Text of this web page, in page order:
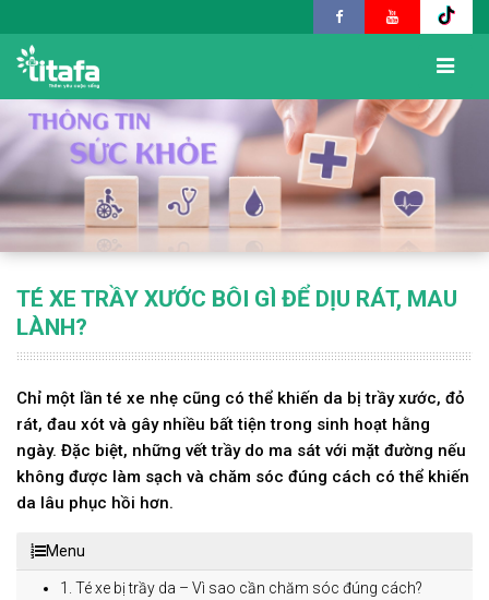
TÉ XE TRẦY XƯỚC BÔI GÌ ĐỂ DỊU RÁT, MAU
LÀNH?
Chỉ một lần té xe nhẹ cũng có thể khiến da bị trầy xước, đỏ
rát, đau xót và gây nhiều bất tiện trong sinh hoạt hằng
ngày. Đặc biệt, những vết trầy do ma sát với mặt đường nếu
không được làm sạch và chăm sóc đúng cách có thể khiến
da lâu phục hồi hơn.
Menu
1. Té xe bị trầy da – Vì sao cần chăm sóc đúng cách?